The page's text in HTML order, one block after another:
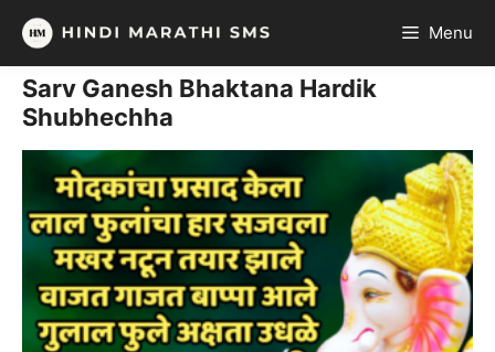
Skip
content
Menu
Sarv Ganesh Bhaktana Hardik
Shubhechha